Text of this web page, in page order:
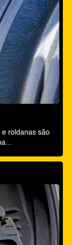
e roldanas são